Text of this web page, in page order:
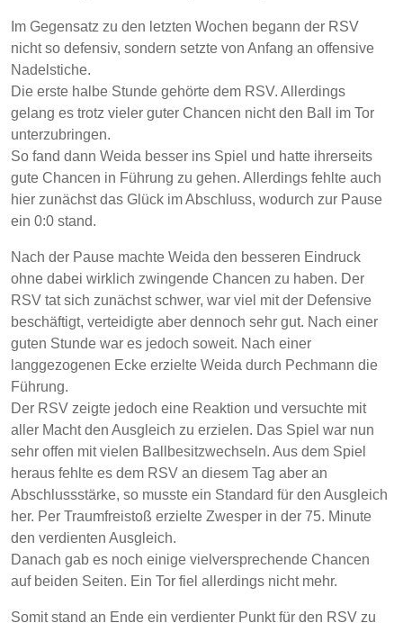
Im Gegensatz zu den letzten Wochen begann der RSV
nicht so defensiv, sondern setzte von Anfang an offensive
Nadelstiche.
Die erste halbe Stunde gehörte dem RSV. Allerdings
gelang es trotz vieler guter Chancen nicht den Ball im Tor
unterzubringen.
So fand dann Weida besser ins Spiel und hatte ihrerseits
gute Chancen in Führung zu gehen. Allerdings fehlte auch
hier zunächst das Glück im Abschluss, wodurch zur Pause
ein 0:0 stand.
Nach der Pause machte Weida den besseren Eindruck
ohne dabei wirklich zwingende Chancen zu haben. Der
RSV tat sich zunächst schwer, war viel mit der Defensive
beschäftigt, verteidigte aber dennoch sehr gut. Nach einer
guten Stunde war es jedoch soweit. Nach einer
langgezogenen Ecke erzielte Weida durch Pechmann die
Führung.
Der RSV zeigte jedoch eine Reaktion und versuchte mit
aller Macht den Ausgleich zu erzielen. Das Spiel war nun
sehr offen mit vielen Ballbesitzwechseln. Aus dem Spiel
heraus fehlte es dem RSV an diesem Tag aber an
Abschlussstärke, so musste ein Standard für den Ausgleich
her. Per Traumfreistoß erzielte Zwesper in der 75. Minute
den verdienten Ausgleich.
Danach gab es noch einige vielversprechende Chancen
auf beiden Seiten. Ein Tor fiel allerdings nicht mehr.
Somit stand an Ende ein verdienter Punkt für den RSV zu